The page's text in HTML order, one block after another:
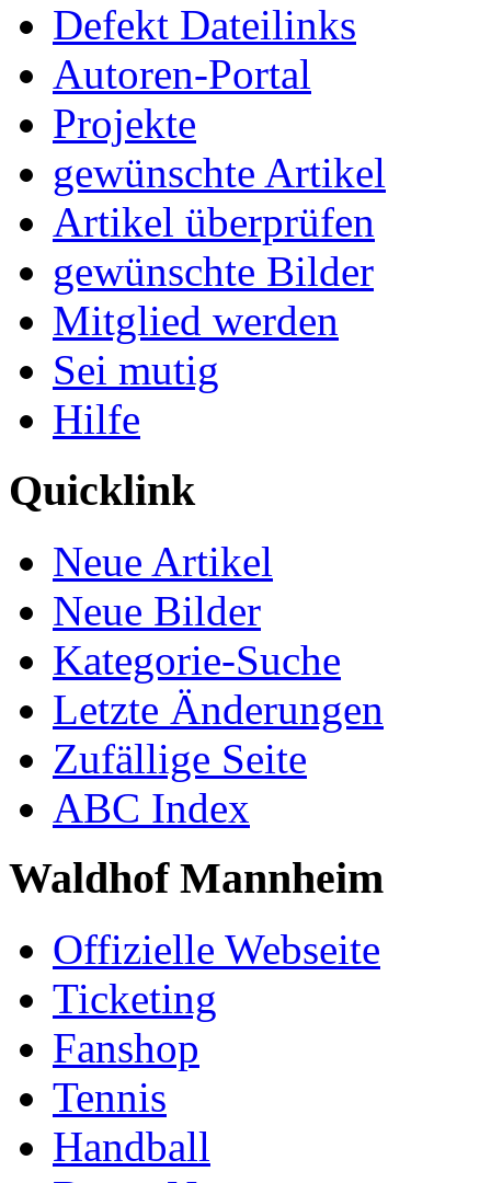
Defekt Dateilinks
Autoren-Portal
Projekte
gewünschte Artikel
Artikel überprüfen
gewünschte Bilder
Mitglied werden
Sei mutig
Hilfe
Quicklink
Neue Artikel
Neue Bilder
Kategorie-Suche
Letzte Änderungen
Zufällige Seite
ABC Index
Waldhof Mannheim
Offizielle Webseite
Ticketing
Fanshop
Tennis
Handball